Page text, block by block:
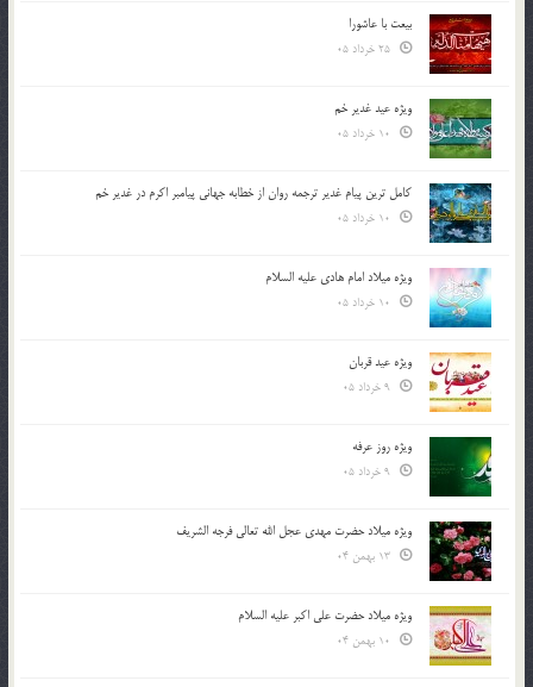
بیعت با عاشورا
ویژه عید غدیر خم
کامل ترین پیام غدیر ترجمه روان از خطابه جهانی پیامبر اکرم در غدیر خم
ویژه میلاد امام هادی علیه السلام
ویژه عید قربان
ویژه روز عرفه
ویژه میلاد حضرت مهدی عجل الله تعالی فرجه الشريف
ویژه میلاد حضرت علی اکبر علیه السلام